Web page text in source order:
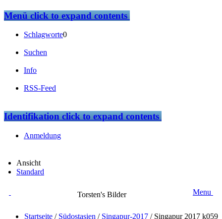
Menüclick to expand contents
Schlagworte0
Suchen
Info
RSS-Feed
Identifikationclick to expand contents
Anmeldung
Ansicht
Standard
Torsten's Bilder Menu
Startseite/ Südostasien / Singapur-2017/ Singapur 2017 k059